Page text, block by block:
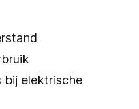
bij elektrische